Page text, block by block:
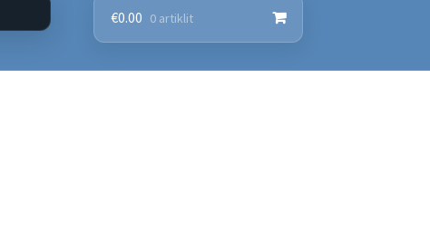
€0.00 0 artiklit